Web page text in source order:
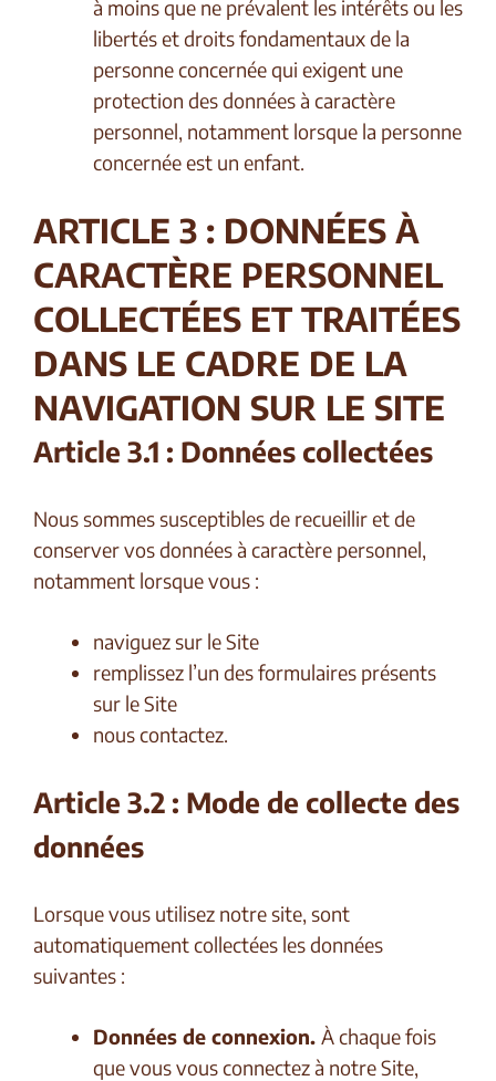
à moins que ne prévalent les intérêts ou les
libertés et droits fondamentaux de la
personne concernée qui exigent une
protection des données à caractère
personnel, notamment lorsque la personne
concernée est un enfant.
ARTICLE 3 : DONNÉES À
CARACTÈRE PERSONNEL
COLLECTÉES ET TRAITÉES
DANS LE CADRE DE LA
NAVIGATION SUR LE SITE
Article 3.1 : Données collectées
Nous sommes susceptibles de recueillir et de
conserver vos données à caractère personnel,
notamment lorsque vous :
naviguez sur le Site
remplissez l’un des formulaires présents
sur le Site
nous contactez.
Article 3.2 : Mode de collecte des
données
Lorsque vous utilisez notre site, sont
automatiquement collectées les données
suivantes :
Données de connexion. À chaque fois
que vous vous connectez à notre Site,